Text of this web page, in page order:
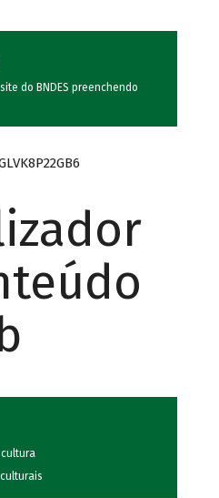
do BNDES preenchendo
cultura